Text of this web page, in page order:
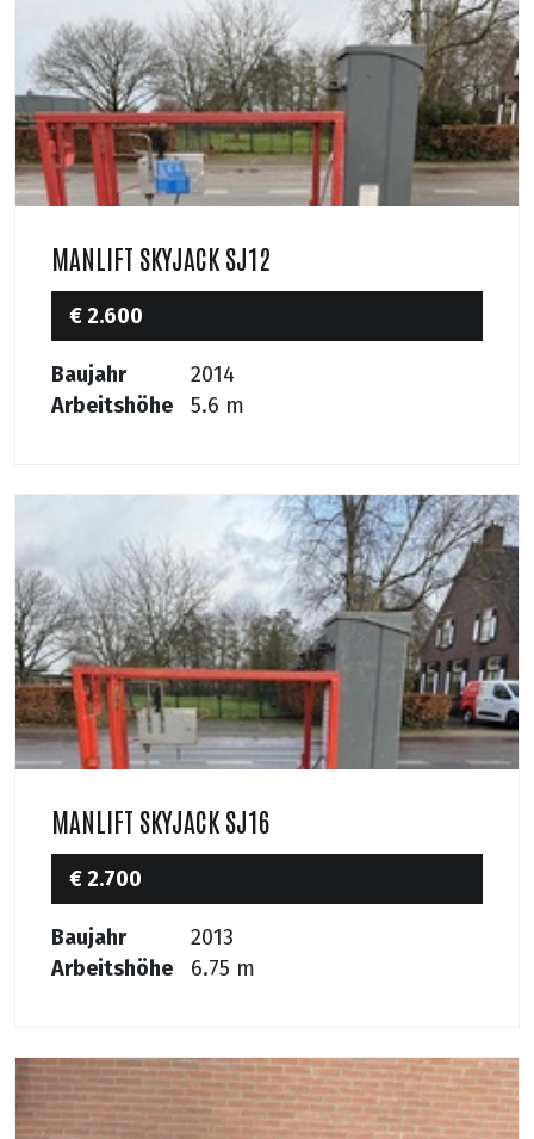
MANLIFT SKYJACK SJ12
€ 2.600
Baujahr
2014
Arbeitshöhe
5.6 m
MANLIFT SKYJACK SJ16
€ 2.700
Baujahr
2013
Arbeitshöhe
6.75 m